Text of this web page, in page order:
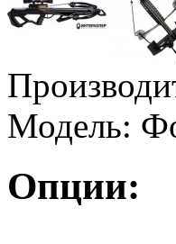
Модель:
Опции: